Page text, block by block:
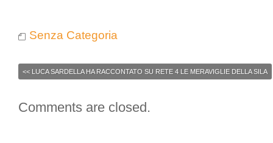
Senza Categoria
<< LUCA SARDELLA HA RACCONTATO SU RETE 4 LE MERAVIGLIE DELLA SILA
Comments are closed.